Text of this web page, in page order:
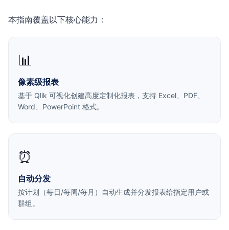
本指南覆盖以下核心能力：
📊
像素级报表
基于 Qlik 可视化创建高度定制化报表，支持 Excel、PDF、
Word、PowerPoint 格式。
⏰
自动分发
按计划（每日/每周/每月）自动生成并分发报表给指定用户或
群组。